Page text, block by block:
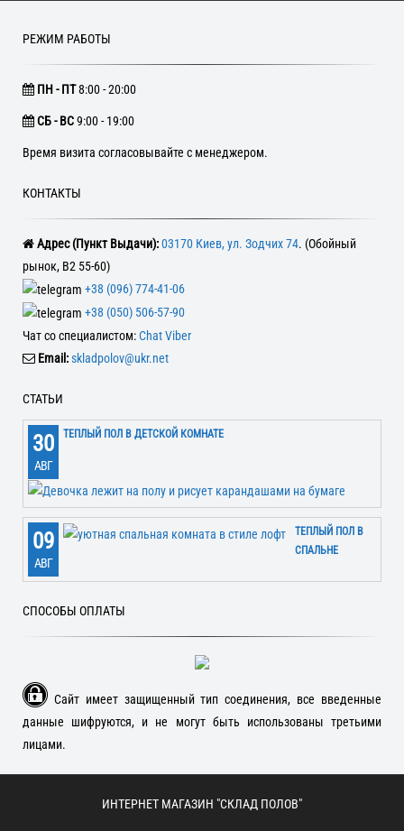
РЕЖИМ РАБОТЫ
ПН - ПТ8:00 - 20:00
CБ - ВС9:00 - 19:00
Время визита согласовывайте с менеджером.
КОНТАКТЫ
Адрес (Пункт Выдачи):03170 Киев, ул. Зодчих 74. (Обойный
рынок, В2 55-60)
+38 (096) 774-41-06
+38 (050) 506-57-90
Чат со специалистом:Chat Viber
Email:skladpolov@ukr.net
СТАТЬИ
30
АВГ
ТЕПЛЫЙ ПОЛ В ДЕТСКОЙ КОМНАТЕ
09
АВГ
ТЕПЛЫЙ ПОЛ В
СПАЛЬНЕ
СПОСОБЫ ОПЛАТЫ
Сайт имеет защищенный тип соединения, все введенные
данные шифруются, и не могут быть использованы третьими
лицами.
ИНТЕРНЕТ МАГАЗИН "СКЛАД ПОЛОВ"